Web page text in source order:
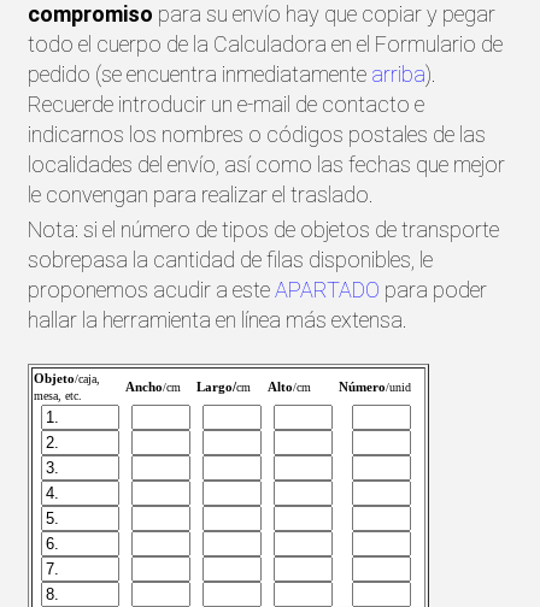
compromiso para su envío hay que copiar y pegar
todo el cuerpo de la Calculadora en el Formulario de
pedido (se encuentra inmediatamente arriba).
Recuerde introducir un e-mail de contacto e
indicarnos los nombres o códigos postales de las
localidades del envío, así como las fechas que mejor
le convengan para realizar el traslado.
Nota: si el número de tipos de objetos de transporte
sobrepasa la cantidad de filas disponibles, le
proponemos acudir a esteAPARTADO para poder
hallar la herramienta en línea más extensa.
Objeto/caja,
mesa, etc.
Ancho/cm Largo/cm Alto/cm Número/unid